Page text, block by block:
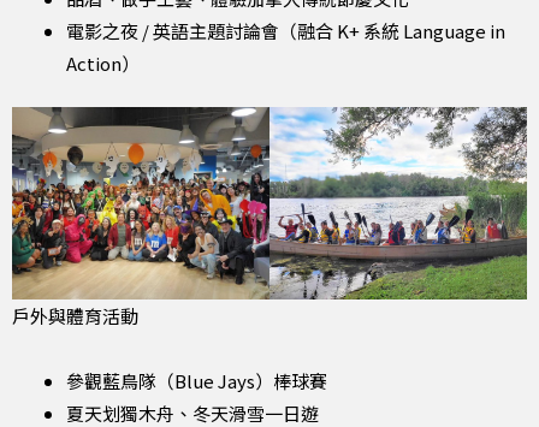
電影之夜 / 英語主題討論會（融合 K+ 系統 Language in
Action）
戶外與體育活動
參觀藍鳥隊（Blue Jays）棒球賽
夏天划獨木舟、冬天滑雪一日遊